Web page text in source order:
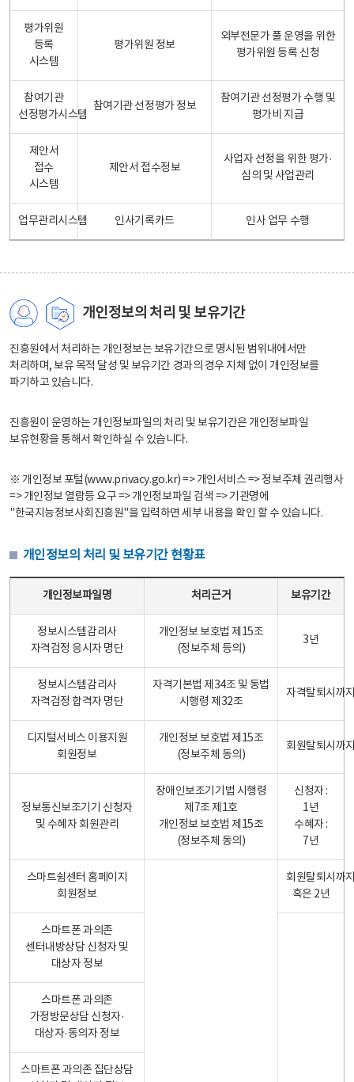
평가위원
등록
시스템
평가위원 정보
외부전문가 풀 운영을 위한
평가위원 등록 신청
참여기관
선정평가시스템
참여기관 선정평가 정보
참여기관 선정평가 수행 및
평가비 지급
제안서
접수
시스템
제안서 접수정보
사업자 선정을 위한 평가·
심의 및 사업관리
업무관리시스템 인사기록카드 인사 업무 수행
개인정보의 처리 및 보유기간
진흥원에서 처리하는 개인정보는 보유기간으로 명시된 범위내에서만
처리하며, 보유 목적 달성 및 보유기간 경과의 경우 지체 없이 개인정보를
파기하고 있습니다.
진흥원이 운영하는 개인정보파일의 처리 및 보유기간은 개인정보파일
보유현황을 통해서 확인하실 수 있습니다.
※ 개인정보 포털(www.privacy.go.kr) => 개인서비스 => 정보주체 권리행사
=> 개인정보 열람등 요구 => 개인정보파일 검색 => 기관명에
"한국지능정보사회진흥원"을 입력하면 세부 내용을 확인 할 수 있습니다.
개인정보의 처리 및 보유기간 현황표
개인정보파일명 처리근거 보유기간
정보시스템감리사
자격검정 응시자 명단
개인정보 보호법 제15조
(정보주체 등의)
3년
정보시스템감리사
자격검정 합격자 명단
자격기본법 제34조 및 동법
시행령 제32조
자격탈퇴시까
디지털서비스 이용지원
회원정보
개인정보 보호법 제15조
(정보주체 동의)
회원탈퇴시까
정보통신보조기기 신청자
및 수혜자 회원관리
장애인보조기기법 시행령
제7조 제1호
개인정보 보호법 제15조
(정보주체 동의)
신청자 :
1년
수혜자 :
7년
스마트쉼센터 홈페이지
회원정보
회원탈퇴시까
혹은 2년
스마트폰 과의존
센터내방상담 신청자 및
대상자 정보
스마트폰 과의존
가정방문상담 신청자·
대상자·동의자 정보
스마트폰 과의존 집단상담